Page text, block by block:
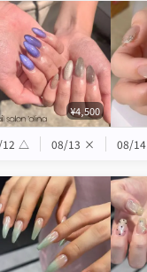
¥4,500
△ 08/13 × 08/14